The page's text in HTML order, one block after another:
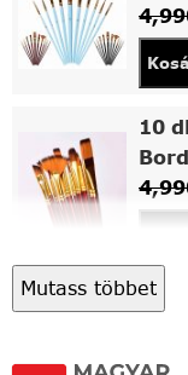
10
Mutass többet